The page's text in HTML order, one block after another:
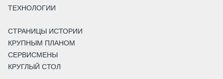
ТЕХНОЛОГИИ
СТРАНИЦЫ ИСТОРИИ
КРУПНЫМ ПЛАНОМ
СЕРВИСМЕНЫ
КРУГЛЫЙ СТОЛ